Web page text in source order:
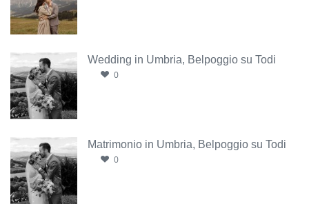
Wedding in Umbria, Belpoggio su Todi
0
Matrimonio in Umbria, Belpoggio su Todi
0